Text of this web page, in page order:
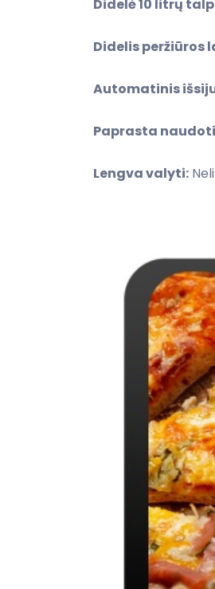
Didelė 10 litrų
Didelis peržiūros
Automatinis
Paprasta
Lengva valyti: